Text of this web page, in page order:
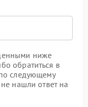
ниже
обратиться в
следующему
нашли ответ на